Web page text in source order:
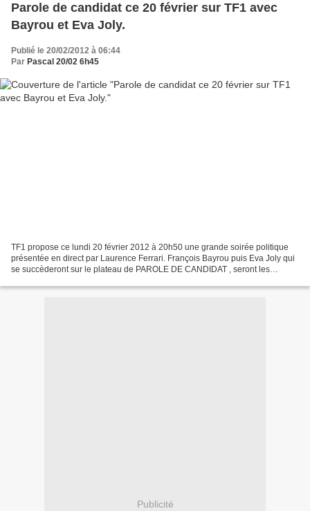
Parole de candidat ce 20 février sur TF1 avec
Bayrou et Eva Joly.
Publié le 20/02/2012 à 06:44
Par Pascal 20/02 6h45
TF1 propose ce lundi 20 février 2012 à 20h50 une grande soirée politique
présentée en direct par Laurence Ferrari. François Bayrou puis Eva Joly qui
se succèderont sur le plateau de PAROLE DE CANDIDAT , seront les
Publicité